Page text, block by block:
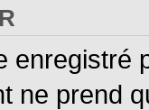
enregistré
ne prend